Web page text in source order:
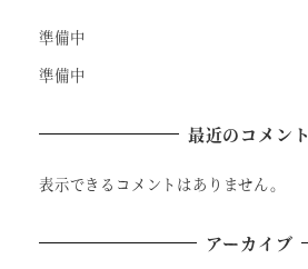
準備中
準備中
最近のコメント
表示できるコメントはありません。
アーカイブ